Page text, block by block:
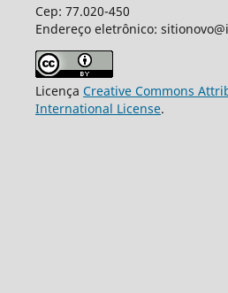
Cep: 77.020-450
Endereço eletrônico:
Licença Creative Commons
International License.